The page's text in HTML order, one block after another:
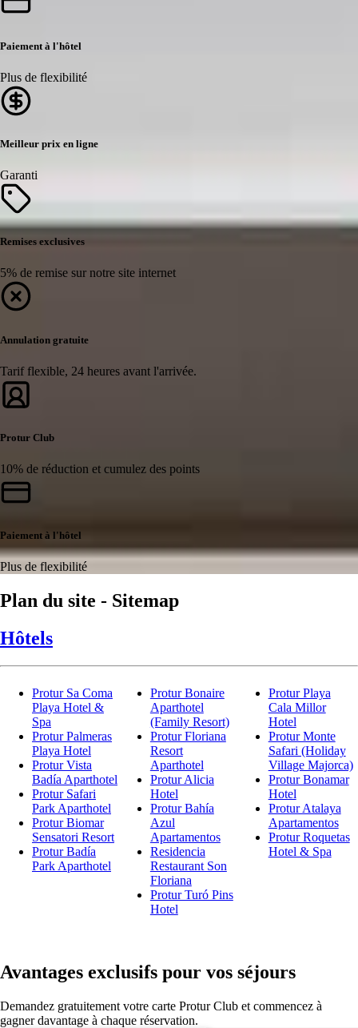
Paiement à l'hôtel
Plus de flexibilité
Meilleur prix en ligne
Garanti
Remises exclusives
5% de remise sur notre site internet
Annulation gratuite
Tarif flexible, 24 heures avant l'arrivée.
Protur Club
10% de réduction et cumulez des points
Paiement à l'hôtel
Plus de flexibilité
Plan du site - Sitemap
Hôtels
Protur Sa Coma
Playa Hotel &
Spa
Protur Palmeras
Playa Hotel
Protur Vista
Badía Aparthotel
Protur Safari
Park Aparthotel
Protur Biomar
Sensatori Resort
Protur Badía
Park Aparthotel
Protur Bonaire
Aparthotel
(Family Resort)
Protur Floriana
Resort
Aparthotel
Protur Alicia
Hotel
Protur Bahía
Azul
Apartamentos
Residencia
Restaurant Son
Floriana
Protur Turó Pins
Hotel
Protur Playa
Cala Millor
Hotel
Protur Monte
Safari (Holiday
Village Majorca)
Protur Bonamar
Hotel
Protur Atalaya
Apartamentos
Protur Roquetas
Hotel & Spa
Avantages exclusifs pour vos séjours
Demandez gratuitement votre carte Protur Club et commencez à
gagner davantage à chaque réservation.